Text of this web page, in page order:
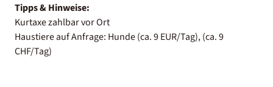
Tipps & Hinweise:
Kurtaxe zahlbar vor Ort
Haustiere auf Anfrage: Hunde (ca. 9 EUR/Tag), (ca. 9
CHF/Tag)